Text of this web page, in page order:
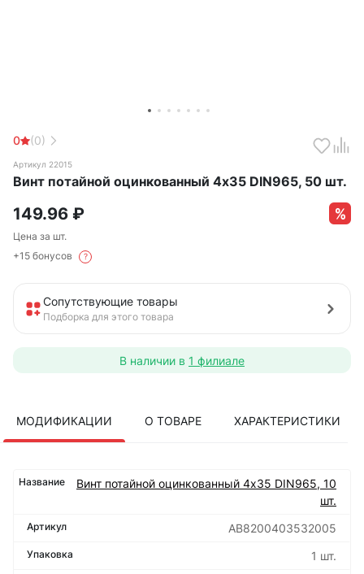
0 (0)
Артикул 22015
Винт потайной оцинкованный 4х35 DIN965, 50 шт.
149.96 ₽
Цена за шт.
+15 бонусов
?
Сопутствующие товары
Подборка для этого товара
В наличии в 1 филиале
МОДИФИКАЦИИ О ТОВАРЕ ХАРАКТЕРИСТИКИ
Винт потайной оцинкованный 4х35 DIN965, 10
шт.
АВ8200403532005
1 шт.